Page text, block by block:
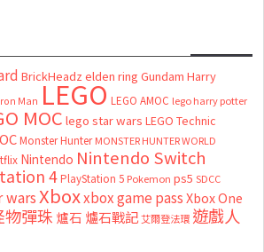
BrickHeadz elden ring Gundam Harry
Man LEGO LEGO AMOC lego harry potter
MOC lego star wars LEGO Technic
Monster Hunter MONSTER HUNTER WORLD
Nintendo Nintendo Switch
4 PlayStation 5 Pokemon ps5 SDCC
wars Xboxxbox game passXbox One
物彈珠 爐石 爐石戰記艾爾登法環 遊戲人